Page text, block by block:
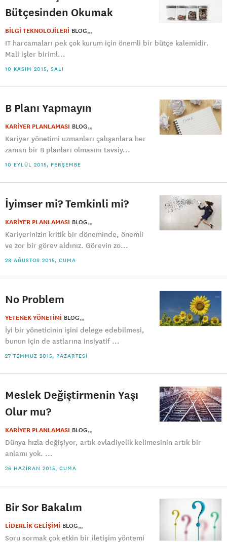
Bütçesinden Okumak
BİLGİ TEKNOLOJİLERİ BLOG
IT harcamaları pek çok kurum için önemli bir bütçe kalemidir.
Mali işler biriml...
10 KASIM 2015, SALI
B Planı Yapmayın
KARİYER PLANLAMASI BLOG
Kariyer yönetimi uzmanları çalışanlara her
zaman bir B planları olmasını tavsiy...
10 EYLÜL 2015, PERŞEMBE
İyimser mi? Temkinli mi?
KARİYER PLANLAMASI BLOG
Kariyerinizin kritik bir döneminde, önemli
ve zor bir görev aldınız. Görevin zo...
28 AĞUSTOS 2015, CUMA
No Problem
YETENEK YÖNETİMİ BLOG
İyi bir yöneticinin işini delege edebilmesi,
bunun için de astlarına insiyatif ...
27 TEMMUZ 2015, PAZARTESI
Meslek Değiştirmenin Yaşı
Olur mu?
KARİYER PLANLAMASI BLOG
Dünya hızla değişiyor, artık evladiyelik kelimesinin artık bir
anlamı yok. ...
26 HAZIRAN 2015, CUMA
Bir Sor Bakalım
LİDERLİK GELİŞİMİ BLOG
Soru sormak çok etkin bir iletişim yöntemi